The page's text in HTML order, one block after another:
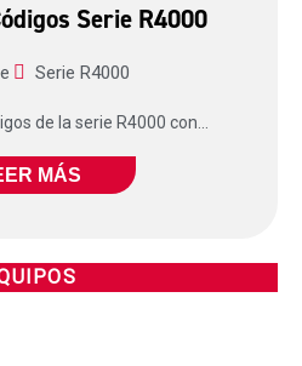
Serie R4000
Serie R4000
de la serie R4000 con...
MÁS